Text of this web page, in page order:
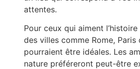
attentes.
Pour ceux qui aiment
des villes comme Rome, Paris
pourraient être idéales. Les
nature préféreront peut-être